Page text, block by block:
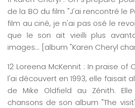
de la BO du film "J'ai rencontré le
film au ciné, je n'ai pas osé le
que le son ait vieilli plus
images... [album "Karen Cheryl
12 Loreena McKennit: In praise of
l'ai découvert en 1993, elle faisait
de Mike Oldfield au Zénith.
chansons de son album "The